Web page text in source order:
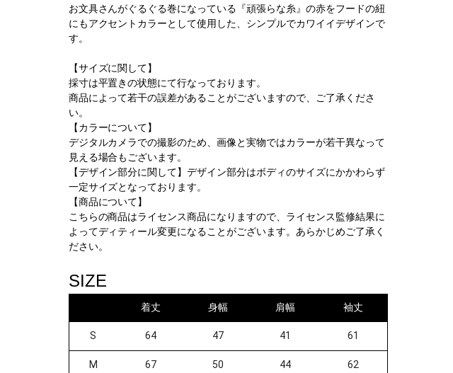
お文具さんがぐるぐる巻になっている『頑張らな糸』の赤をフードの紐
にもアクセントカラーとして使用した、シンプルでカワイイデザインで
す。
【サイズに関して】
採寸は平置きの状態にて行なっております。
商品によって若干の誤差があることがございますので、ご了承くださ
い。
【カラーについて】
デジタルカメラでの撮影のため、画像と実物ではカラーが若干異なって
見える場合もございます。
【デザイン部分に関して】デザイン部分はボディのサイズにかかわらず
一定サイズとなっております。
【商品について】
こちらの商品はライセンス商品になりますので、ライセンス監修結果に
よってディティール変更になることがございます。あらかじめご了承く
ださい。
SIZE
着丈 身幅 肩幅 袖丈
S 64 47 41 61
M 67 50 44 62